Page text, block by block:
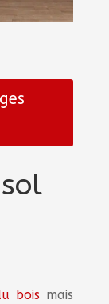
bois mais